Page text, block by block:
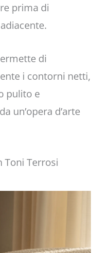
prima di
di
i contorni netti,
pulito e
un’opera d’arte
Toni Terrosi